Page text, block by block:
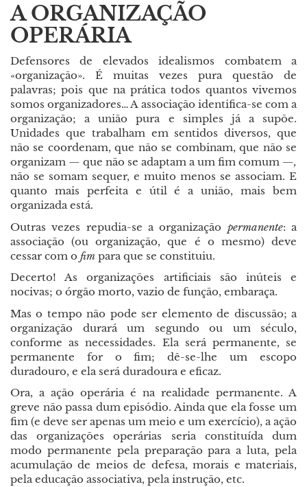
A ORGANIZAÇÃO
OPERÁRIA
Defensores de elevados idealismos combatem a
«organização». É muitas vezes pura questão de
palavras; pois que na prática todos quantos vivemos
somos organizadores… A associação identifica-se com a
organização; a união pura e simples já a supõe.
Unidades que trabalham em sentidos diversos, que
não se coordenam, que não se combinam, que não se
organizam — que não se adaptam a um fim comum —,
não se somam sequer, e muito menos se associam. E
quanto mais perfeita e útil é a união, mais bem
organizada está.
Outras vezes repudia-se a organização permanente: a
associação (ou organização, que é o mesmo) deve
cessar com o fim para que se constituiu.
Decerto! As organizações artificiais são inúteis e
nocivas; o órgão morto, vazio de função, embaraça.
Mas o tempo não pode ser elemento de discussão; a
organização durará um segundo ou um século,
conforme as necessidades. Ela será permanente, se
permanente for o fim; dê-se-lhe um escopo
duradouro, e ela será duradoura e eficaz.
Ora, a ação operária é na realidade permanente. A
greve não passa dum episódio. Ainda que ela fosse um
fim (e deve ser apenas um meio e um exercício), a ação
das organizações operárias seria constituída dum
modo permanente pela preparação para a luta, pela
acumulação de meios de defesa, morais e materiais,
pela educação associativa, pela instrução, etc.